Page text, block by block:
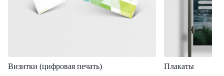
Визитки (цифровая печать)
Плакаты